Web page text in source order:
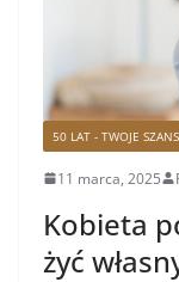
50 LAT - TWOJE
11 marca, 2025
Kobieta
żyć